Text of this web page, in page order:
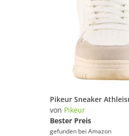
von Pikeur
Bester Preis
gefunden bei Amazon